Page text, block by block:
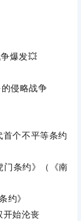
爆发💥
侵略战争
首个不平等条约
条约》（《南
约》
始沦丧